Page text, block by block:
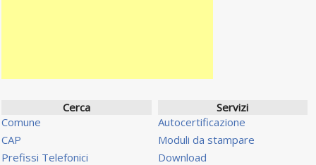
Cerca
Comune
CAP
Prefissi Telefonici
Servizi
Autocertificazione
Moduli da stampare
Download